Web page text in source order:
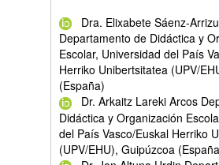
Dra. Elixabete Sáenz-
Departamento de Didáctica y
Escolar, Universidad del País
Herriko Unibertsitatea (UPV/
(España)
Dr. Arkaitz Lareki Arcos
Didáctica y Organización
del País Vasco/Euskal Herriko
(UPV/EHU), Guipúzcoa